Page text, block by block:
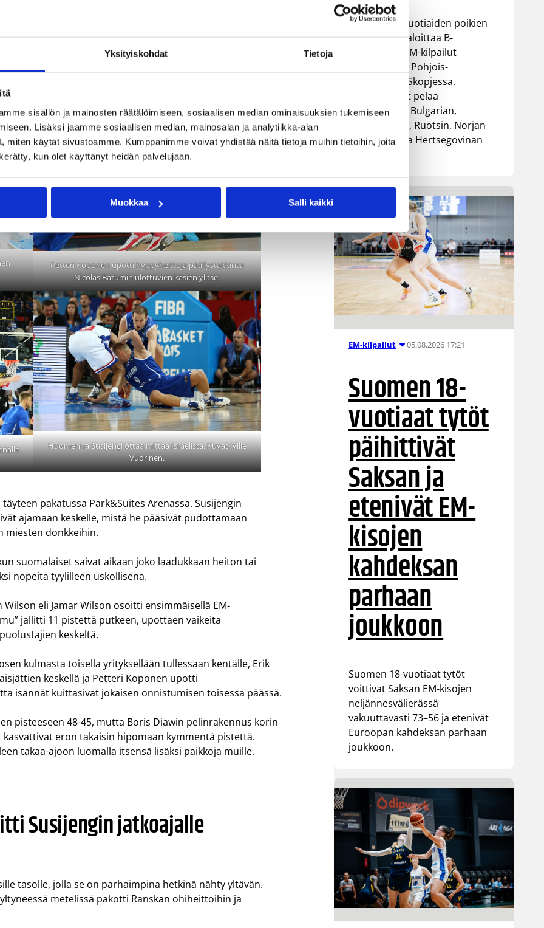
Yksityiskohdat Tietoja
sisällön ja mainosten räätälöimiseen, sosiaalisen median ominaisuuksien tukemiseen
Lisäksi jaamme sosiaalisen median, mainosalan ja analytiikka-alan
miten käytät sivustoamme. Kumppanimme voivat yhdistää näitä tietoja muihin tietoihin, joita
kun olet käyttänyt heidän palvelujaan.
Muokkaa Salli kaikki
Petteri Koponen upotti hyppyheittoja päällystakkinsa
Nicolas Batumin ulottuvien käsien ylitse.
Huomenna Susijengi ottaa mittaa Israelista. Kuvat: Ville
Vuorinen.
pakatussa Park&Suites Arenassa. Susijengin
ajamaan keskelle, mistä he pääsivät pudottamaan
miesten donkkeihin.
suomalaiset saivat aikaan joko laadukkaan heiton tai
nopeita tyylilleen uskollisena.
eli Jamar Wilson osoitti ensimmäisellä EM-
jallitti 11 pistettä putkeen, upottaen vaikeita
keskeltä.
kulmasta toisella yrityksellään tullessaan kentälle, Erik
keskellä ja Petteri Koponen upotti
isännät kuittasivat jokaisen onnistumisen toisessa päässä.
pisteeseen 48-45, mutta Boris Diawin pelinrakennus korin
eron takaisin hipomaan kymmentä pistettä.
takaa-ajoon luomalla itsensä lisäksi paikkoja muille.
Susijengin jatkoajalle
tasolle, jolla se on parhaimpina hetkinä nähty yltävän.
metelissä pakotti Ranskan ohiheittoihin ja
Suomen 16-vuotiaiden poikien
maajoukkue aloittaa B-
divisioonan EM-kilpailut
torstaina 6.8. Pohjois-
Makedonian Skopjessa.
Sudenpennut pelaa
alkulohkossa Bulgarian,
Luxemburgin, Ruotsin, Norjan
sekä Bosnia ja Hertsegovinan
EM-kilpailut 05.08.2026 17:21
Suomen 18-
vuotiaat tytöt
päihittivät
Saksan ja
etenivät EM-
kisojen
kahdeksan
parhaan
joukkoon
Suomen 18-vuotiaat tytöt
voittivat Saksan EM-kisojen
neljännesvälierässä
vakuuttavasti 73–56 ja etenivät
Euroopan kahdeksan parhaan
joukkoon.